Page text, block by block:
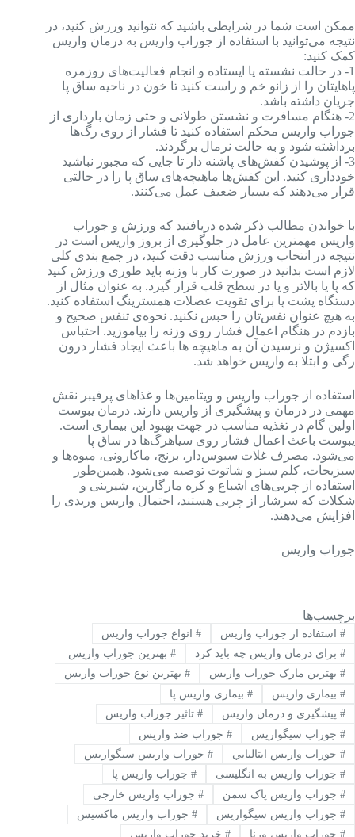
ممکن است شما در شرایطی باشید که نتوانید ورزش کنید، در
نتیجه می‌توانید با استفاده از جوراب واریس به درمان واریس
کمک کنید:
1- در حالت نشسته یا ایستاده و انجام فعالیت‌های روزمره
پاهایتان را از زانو خم و راست کنید تا خون در ناحیه ساق پا
جریان داشته باشد.
2- هنگام مسافرت و نشستن طولانی و حتی زمان بارداری از
جوراب واریس محکم استفاده ‌کنید تا فشار از روی رگ‌ها
برداشته شود و به حالت نرمال برگردند.
3- از پوشیدن کفش‌های پاشنه‌ دار تا جایی که مجبور نباشید
خودداری کنید. این کفش‌ها ماهیچه‌های ساق پا را در حالتی
قرار می‌دهند که بسیار ضعیف عمل می‌کنند.
با خواندن مطالب ذکر شده دریافتید که ورزش و جوراب
واریس مهمترین عامل در جلوگیری از بروز واریس است در
نتیجه در انتخاب ورزش مناسب دقت کنید، در جمع بندی کلی
لازم است بدانید در صورت کار با وزنه باید طوری ورزش کنید
که پا یا بالاتر و یا در سطح قلب قرار گیرد. به عنوان مثال از
دستگاه پشت پا برای تقویت عضلات همسترینگ استفاده کنید.
به هیچ عنوان نفس‌تان را حبس نکنید. نحوه‌ی تنفس صحیح و
بازدم در هنگام اعمال فشار روی وزنه را بیاموزید. احتباس
اکسیژن و نرسیدن آن به ماهیچه ها باعث ایجاد فشار درون
رگی و ابتلا به واریس خواهد شد.
استفاده از جوراب واریس و ویتامین‌ها و غذاهای پرفیبر نقش
مهمی در درمان و پیشگیری از واریس دارند. درمان یبوست
اولین گام در تغذیه مناسب در جهت بهبود این بیماری است.
یبوست باعث اعمال فشار روی سیاهرگ‌ها در ساق پا
می‌شود. مصرف غلات سبوس‌دار، برنج، ماکارونی، میوه‌ها و
سبزیجات، کلم سبز و شاتوت توصیه می‌شود. همین‌طور
استفاده از چربی‌های اشباع و کره مارگارین، شیرینی و
شکلات که سرشار از چربی هستند، احتمال واریس وریدی را
افزایش می‌دهند.
جوراب واریس
برچسب‌ها
#استفاده از جوراب واریس #انواع جوراب واریس
#برای درمان واریس چه باید کرد #بهترین جوراب واریس
#بهترین مارک جوراب واریس #بهترین نوع جوراب واریس
#بیماری واریس #بیماری واریس پا
#پیشگیری و درمان واریس #تاثیر جوراب واریس
#جوراب سیگواریس #جوراب ضد واریس
#جوراب واريس ايتاليايي #جوراب واريس سيگواريس
#جوراب واریس به انگلیسی #جوراب واریس پا
#جوراب واریس پاک سمن #جوراب واریس خارجی
#جوراب واریس سیگواریس #جوراب واریس ماکسیس
#جوراب واریس ورنا #خرید جوراب واریس